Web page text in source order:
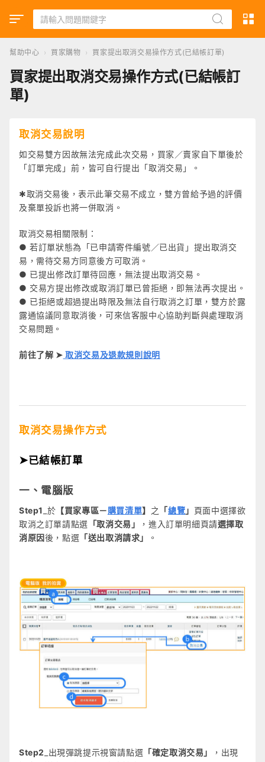
幫助中心 › 買家購物 › 買家提出取消交易操作方式(已結帳訂單)
買家提出取消交易操作方式(已結帳訂
單)
取消交易說明
如交易雙方因故無法完成此次交易，買家／賣家自下單後於
「訂單完成」前，皆可自行提出「取消交易」。
✱取消交易後，表示此筆交易不成立，雙方曾給予過的評價
及棄單投訴也將一併取消。
取消交易相關限制：
● 若訂單狀態為「已申請寄件編號／已出貨」提出取消交
易，需待交易方同意後方可取消。
● 已提出修改訂單待回應，無法提出取消交易。
● 交易方提出修改或取消訂單已曾拒絕，即無法再次提出。
● 已拒絕或超過提出時限及無法自行取消之訂單，雙方於露
露通協議同意取消後，可來信客服中心協助判斷與處理取消
交易問題。
前往了解 ➤ 取消交易及退款規則說明
取消交易操作方式
➤已結帳訂單
一、電腦版
Step1 _於 【買家專區－購買清單】 之 「總覽」 頁面中選擇欲
取消之訂單請點選 「取消交易」 ，進入訂單明細頁請選擇取
消原因後，點選 「送出取消請求」 。
Step2 _出現彈跳提示視窗請點選 「確定取消交易」
，出現